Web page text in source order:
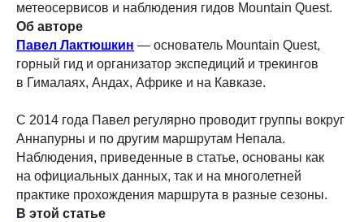
метеосервисов и наблюдения гидов Mountain Quest.
Об авторе
Павел Лактюшкин — основатель Mountain Quest,
горный гид и организатор экспедиций и трекингов
в Гималаях, Андах, Африке и на Кавказе.
С 2014 года Павел регулярно проводит группы вокруг
Аннапурны и по другим маршрутам Непала.
Наблюдения, приведенные в статье, основаны как
на официальных данных, так и на многолетней
практике прохождения маршрута в разные сезоны.
В этой статье